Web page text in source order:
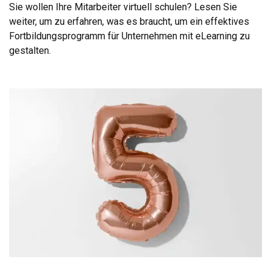
Sie wollen Ihre Mitarbeiter virtuell schulen? Lesen Sie
weiter, um zu erfahren, was es braucht, um ein effektives
Fortbildungsprogramm für Unternehmen mit eLearning zu
gestalten.